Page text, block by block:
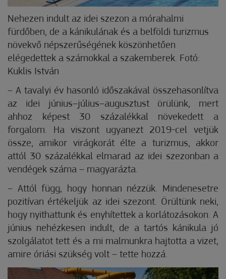
Nehezen indult az idei szezon a mórahalmi
fürdőben, de a kánikulának és a belföldi turizmus
növekvő népszerűségének köszönhetően
elégedettek a számokkal a szakemberek. Fotó:
Kuklis István
– A tavalyi év hasonló időszakával összehasonlítva
az idei június–július–augusztust örü­­lünk, mert
ahhoz képest 30 százalékkal növekedett a
forgalom. Ha viszont ugyanezt 2019-cel vetjük
össze, amikor virágkorát élte a turizmus, akkor
attól 30 százalékkal elmarad az idei szezonban a
vendégek száma – magyarázta.
– Attól függ, hogy honnan nézzük. Mindenesetre
pozitívan értékeljük az idei szezont. Örültünk neki,
hogy nyithattunk és enyhítettek a korlátozásokon. A
június nehézkesen indult, de a tartós kánikula jó
szolgálatot tett és a mi malmunk­­ra hajtotta a vizet,
amire óriási szükség volt – tette hozzá.